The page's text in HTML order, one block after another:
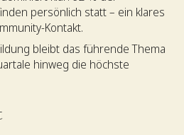
persönlich statt – ein klares
Kontakt.
bleibt das führende Thema
hinweg die höchste